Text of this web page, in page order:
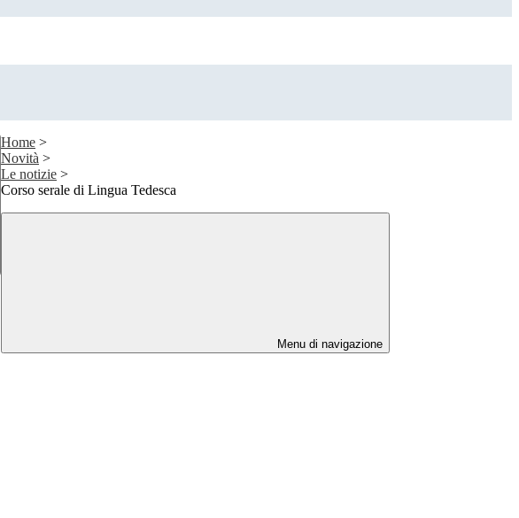
Home >
Novità >
Le notizie >
Corso serale di Lingua Tedesca
Menu di navigazione